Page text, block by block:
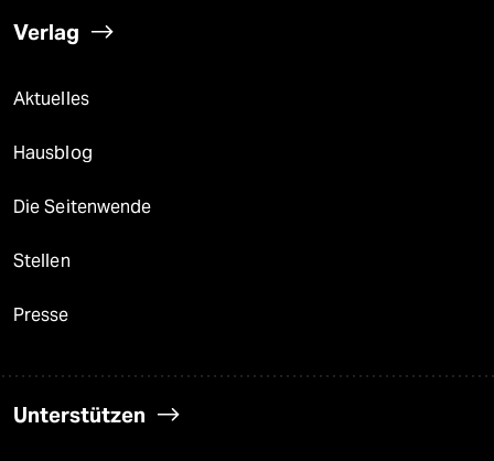
Verlag
Aktuelles
Hausblog
Die Seitenwende
Stellen
Presse
Unterstützen